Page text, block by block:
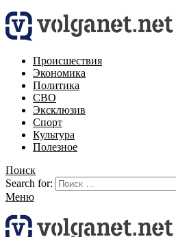
Происшествия
Экономика
Политика
СВО
Эксклюзив
Спорт
Культура
Полезное
Поиск
Search for:
Меню